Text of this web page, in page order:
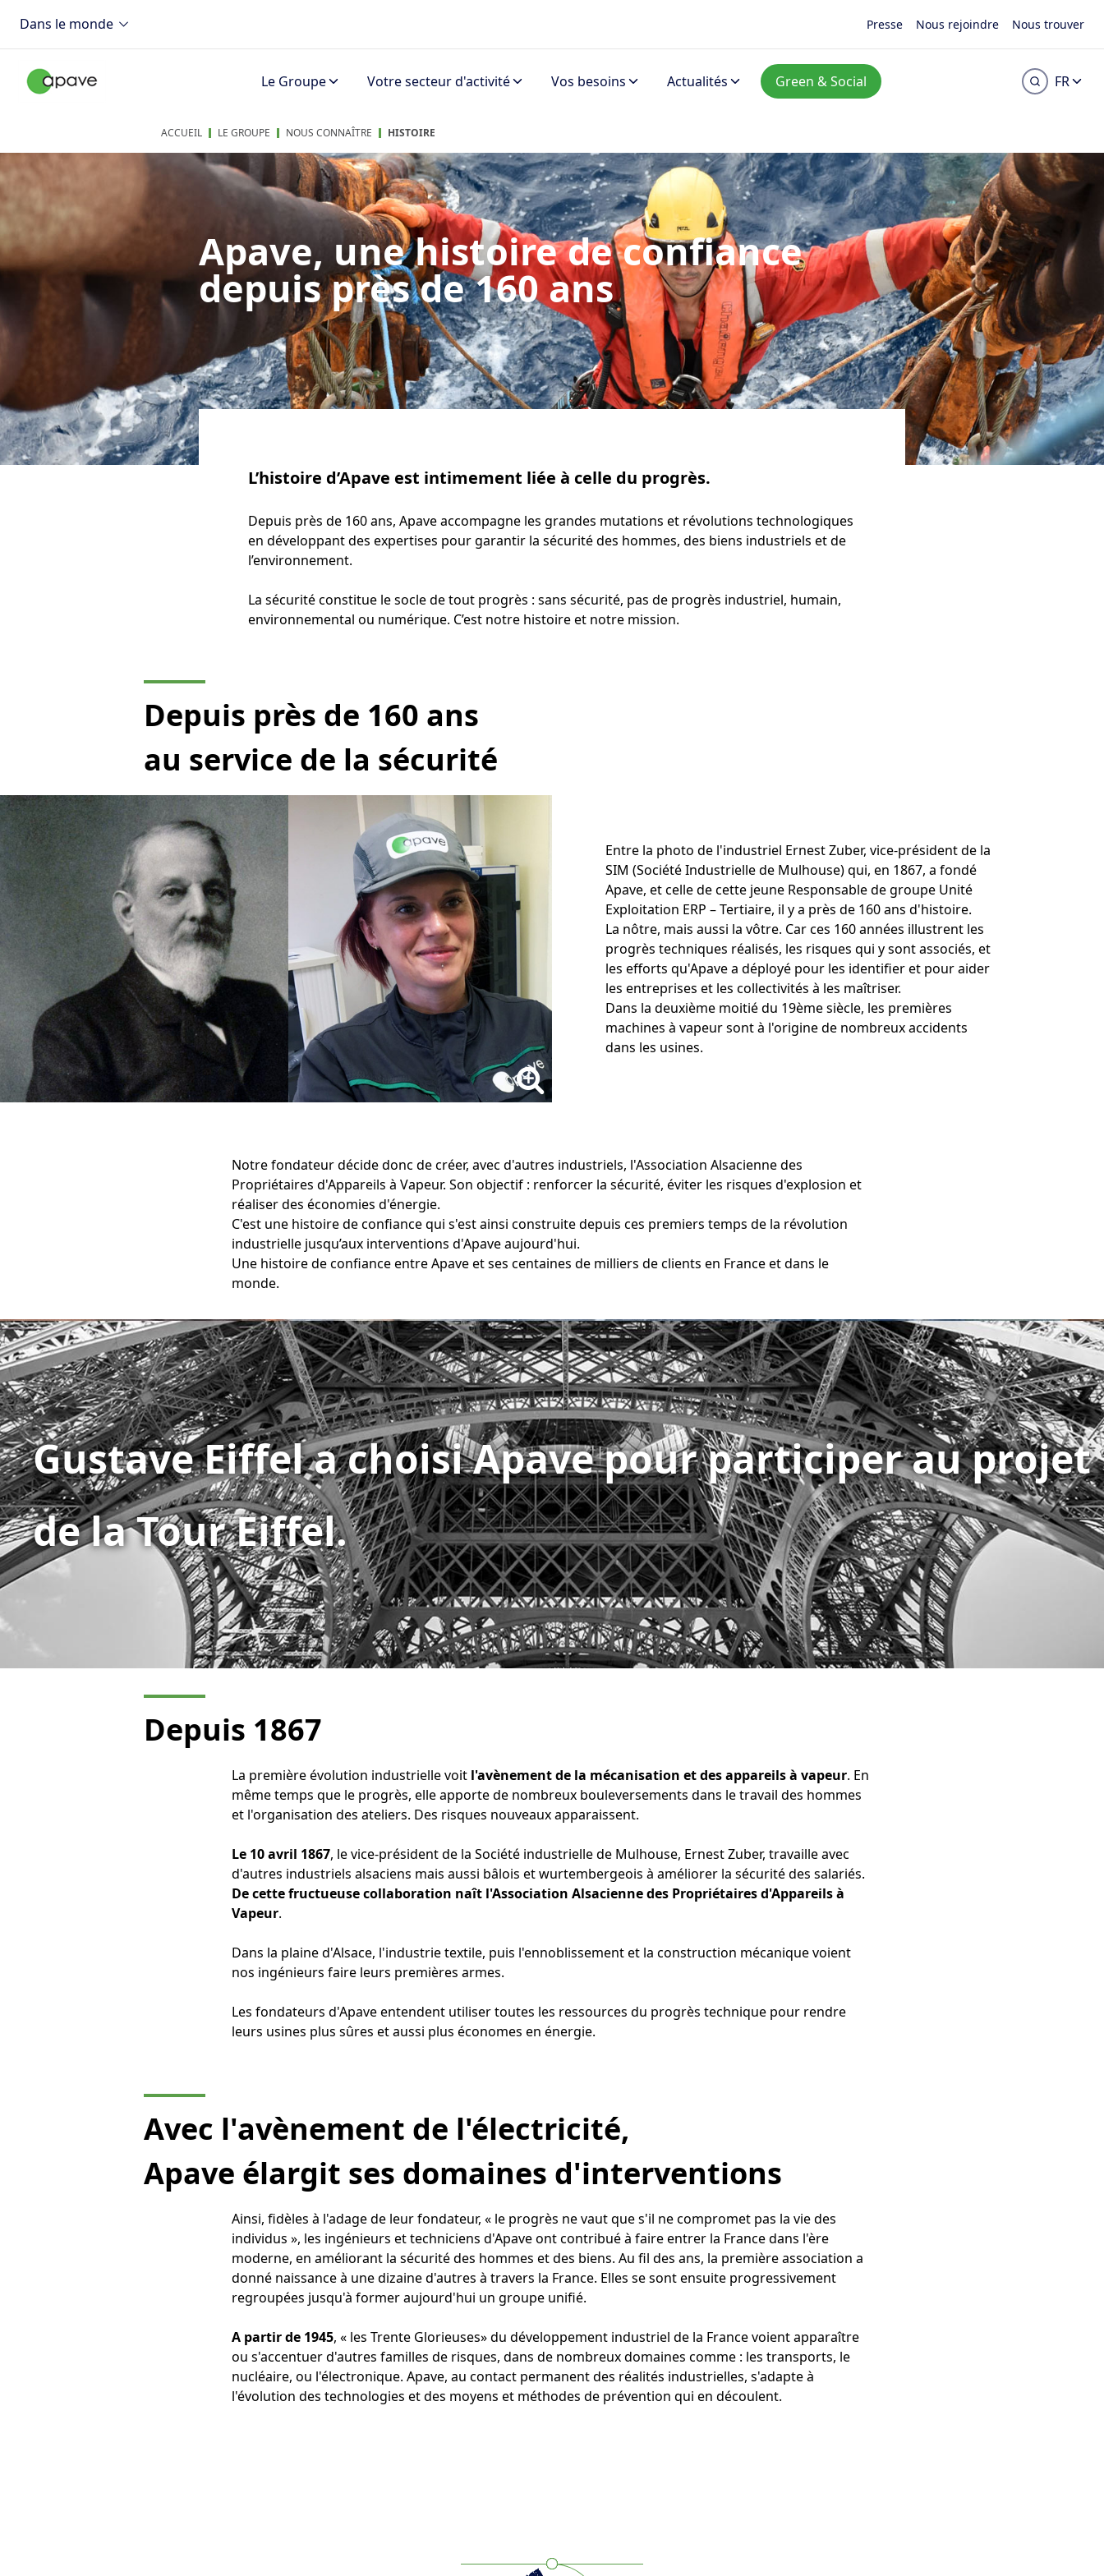
Dans le monde Presse Nous rejoindre Nous trouver
Le Groupe Votre secteur d'activité Vos besoins Actualités Green & Social FR
ACCUEIL LE GROUPE NOUS CONNAÎTRE HISTOIRE
Apave, une histoire de confiance
depuis près de 160 ans
L’histoire d’Apave est intimement liée à celle du progrès.
Depuis près de 160 ans, Apave accompagne les grandes mutations et révolutions technologiques
en développant des expertises pour garantir la sécurité des hommes, des biens industriels et de
l’environnement.
La sécurité constitue le socle de tout progrès : sans sécurité, pas de progrès industriel, humain,
environnemental ou numérique. C’est notre histoire et notre mission.
Depuis près de 160 ans
au service de la sécurité
Entre la photo de l'industriel Ernest Zuber, vice-président de la
SIM (Société Industrielle de Mulhouse) qui, en 1867, a fondé
Apave, et celle de cette jeune Responsable de groupe Unité
Exploitation ERP – Tertiaire, il y a près de 160 ans d'histoire.
La nôtre, mais aussi la vôtre. Car ces 160 années illustrent les
progrès techniques réalisés, les risques qui y sont associés, et
les efforts qu'Apave a déployé pour les identifier et pour aider
les entreprises et les collectivités à les maîtriser.
Dans la deuxième moitié du 19ème siècle, les premières
machines à vapeur sont à l'origine de nombreux accidents
dans les usines.
Notre fondateur décide donc de créer, avec d'autres industriels, l'Association Alsacienne des
Propriétaires d'Appareils à Vapeur. Son objectif : renforcer la sécurité, éviter les risques d'explosion et
réaliser des économies d'énergie.
C'est une histoire de confiance qui s'est ainsi construite depuis ces premiers temps de la révolution
industrielle jusqu’aux interventions d'Apave aujourd'hui.
Une histoire de confiance entre Apave et ses centaines de milliers de clients en France et dans le
monde.
Gustave Eiffel a choisi Apave pour participer au projet
de la Tour Eiffel.
Depuis 1867
La première évolution industrielle voit l'avènement de la mécanisation et des appareils à vapeur. En
même temps que le progrès, elle apporte de nombreux bouleversements dans le travail des hommes
et l'organisation des ateliers. Des risques nouveaux apparaissent.
Le 10 avril 1867, le vice-président de la Société industrielle de Mulhouse, Ernest Zuber, travaille avec
d'autres industriels alsaciens mais aussi bâlois et wurtembergeois à améliorer la sécurité des salariés.
De cette fructueuse collaboration naît l'Association Alsacienne des Propriétaires d'Appareils à
Vapeur.
Dans la plaine d'Alsace, l'industrie textile, puis l'ennoblissement et la construction mécanique voient
nos ingénieurs faire leurs premières armes.
Les fondateurs d'Apave entendent utiliser toutes les ressources du progrès technique pour rendre
leurs usines plus sûres et aussi plus économes en énergie.
Avec l'avènement de l'électricité,
Apave élargit ses domaines d'interventions
Ainsi, fidèles à l'adage de leur fondateur, « le progrès ne vaut que s'il ne compromet pas la vie des
individus », les ingénieurs et techniciens d'Apave ont contribué à faire entrer la France dans l'ère
moderne, en améliorant la sécurité des hommes et des biens. Au fil des ans, la première association a
donné naissance à une dizaine d'autres à travers la France. Elles se sont ensuite progressivement
regroupées jusqu'à former aujourd'hui un groupe unifié.
A partir de 1945, « les Trente Glorieuses» du développement industriel de la France voient apparaître
ou s'accentuer d'autres familles de risques, dans de nombreux domaines comme : les transports, le
nucléaire, ou l'électronique. Apave, au contact permanent des réalités industrielles, s'adapte à
l'évolution des technologies et des moyens et méthodes de prévention qui en découlent.